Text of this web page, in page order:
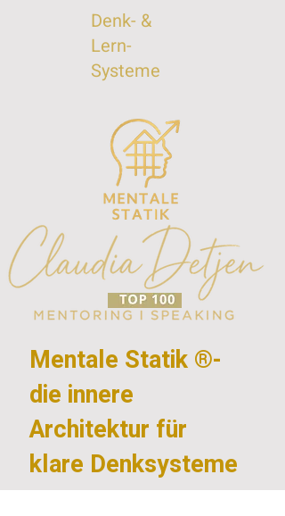
Mentale Statik ®-
die innere
Architektur für
klare Denksysteme
Denk- &
Lern-
Systeme